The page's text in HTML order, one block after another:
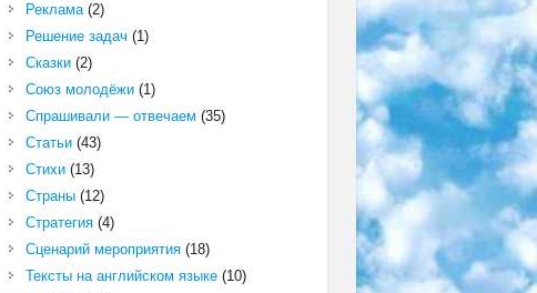
Реклама(2)
Решение задач (1)
Сказки(2)
Союз молодёжи(1)
Спрашивали — отвечаем (35)
Статьи(43)
Стихи(13)
Страны(12)
Стратегия(4)
Сценарий мероприятия(18)
Тексты на английском языке(10)